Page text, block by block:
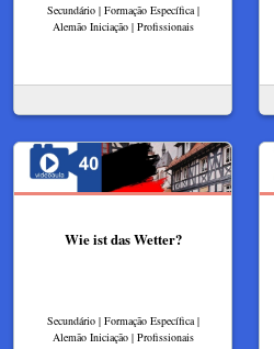
Secundário | Formação Específica |
Alemão Iniciação | Profissionais
Wie ist das Wetter?
Secundário | Formação Específica |
Alemão Iniciação | Profissionais